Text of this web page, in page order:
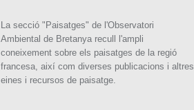
La secció "Paisatges" de l'Observatori
Ambiental de Bretanya recull l'ampli
coneixement sobre els paisatges de la regió
francesa, així com diverses publicacions i altres
eines i recursos de paisatge.